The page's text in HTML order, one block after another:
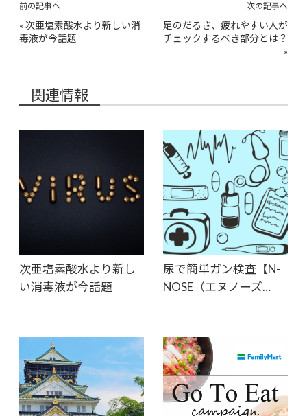
前の記事へ
«次亜塩素酸水より新しい消
毒液が今話題
次の記事へ
足のだるさ、疲れやすい人が
チェックするべき部分とは？
»
関連情報
次亜塩素酸水より新し
い消毒液が今話題
尿で簡単ガン検査【N-
NOSE（エヌノーズ…